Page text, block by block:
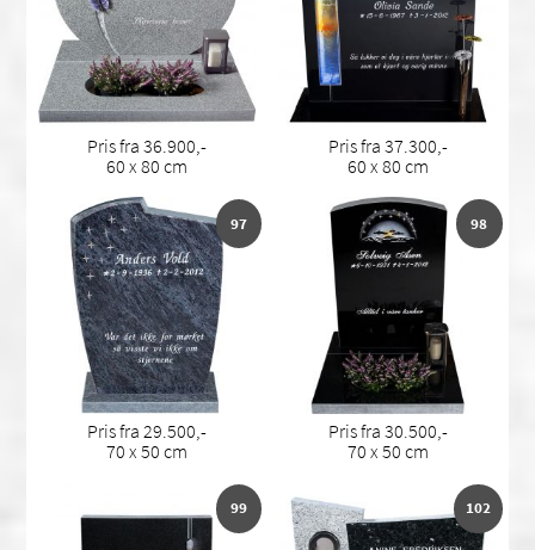
Pris fra 36.900,-
60 x 80 cm
Pris fra 37.300,-
60 x 80 cm
97
Pris fra 29.500,-
70 x 50 cm
98
Pris fra 30.500,-
70 x 50 cm
99 102